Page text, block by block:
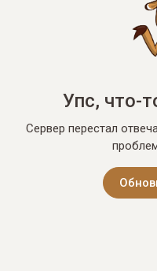
Упс, что-
Сервер перестал